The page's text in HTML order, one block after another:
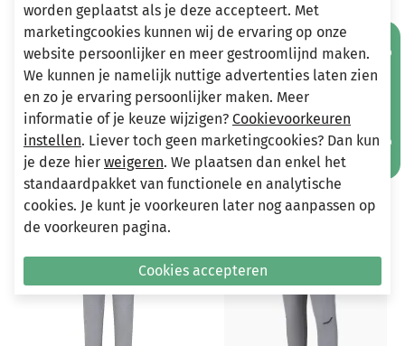
Heeft u vragen?
Stuur een e-mail
info@miniandmore.nl
Andere bekeken ook
Wellicht ook iets voor jou?
-50% -50%
Mis geen aanbiedingen!
worden geplaatst als je deze accepteert. Met
marketingcookies kunnen wij de ervaring op onze
website persoonlijker en meer gestroomlijnd maken.
We kunnen je namelijk nuttige advertenties laten zien
en zo je ervaring persoonlijker maken. Meer
informatie of je keuze wijzigen? Cookievoorkeuren
instellen. Liever toch geen marketingcookies? Dan kun
je deze hier weigeren. We plaatsen dan enkel het
standaardpakket van functionele en analytische
cookies. Je kunt je voorkeuren later nog aanpassen op
de voorkeuren pagina.
Cookies accepteren